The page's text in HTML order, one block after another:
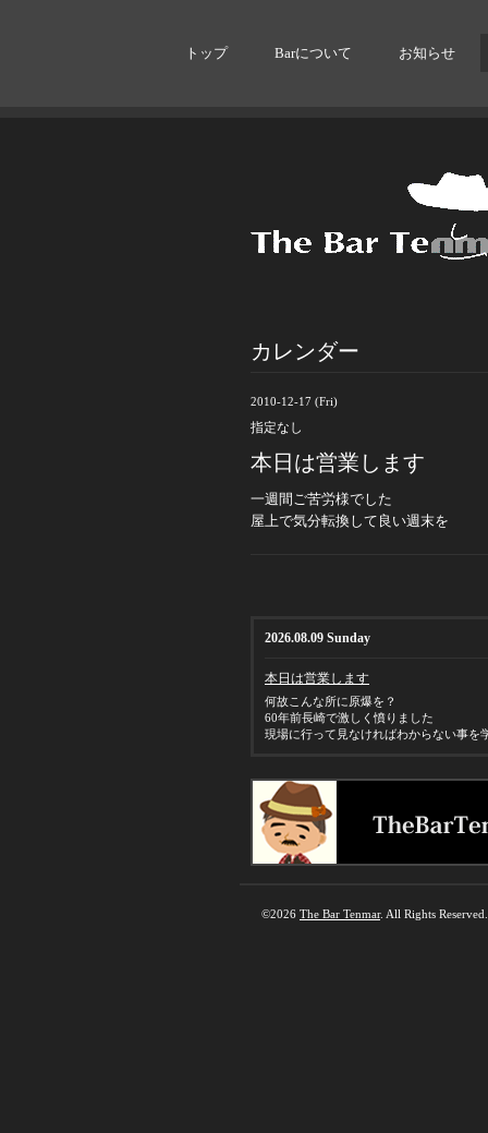
トップ Barについて お知らせ
カレンダー
2010-12-17 (Fri)
指定なし
本日は営業します
一週間ご苦労様でした
屋上で気分転換して良い週末を
2026.08.09 Sunday
本日は営業します
何故こんな所に原爆を？
60年前長崎で激しく憤りました
現場に行って見なければわからない事を
©2026 The Bar Tenmar. All Rights Reserved.